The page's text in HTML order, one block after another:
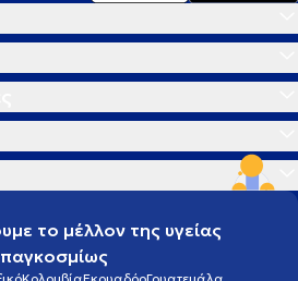
το μέλλον της υγείας
παγκοσμίως